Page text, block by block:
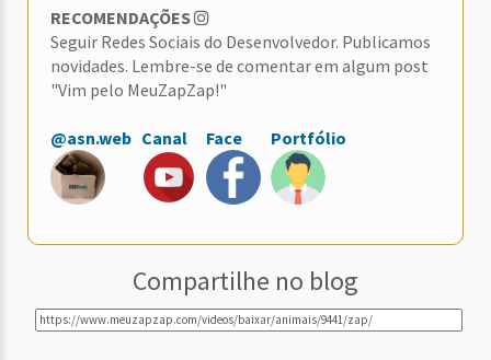
RECOMENDAÇÕES
Seguir Redes Sociais do Desenvolvedor. Publicamos
novidades. Lembre-se de comentar em algum post
"Vim pelo MeuZapZap!"
@asn.web Canal Face Portfólio
Compartilhe no blog